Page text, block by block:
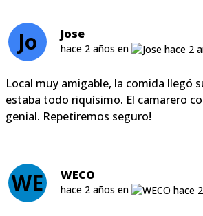
Jo Jose
hace 2 años en
Local muy amigable, la comida llegó
estaba todo riquísimo. El camarero
genial. Repetiremos seguro!
WE WECO
hace 2 años en